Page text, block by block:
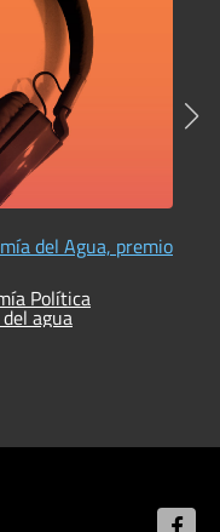
del Agua, premio
Política
agua